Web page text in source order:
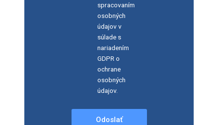
spracovaním
osobných
údajov v
súlade s
nariadením
GDPR o
ochrane
osobných
údajov.
Odoslať